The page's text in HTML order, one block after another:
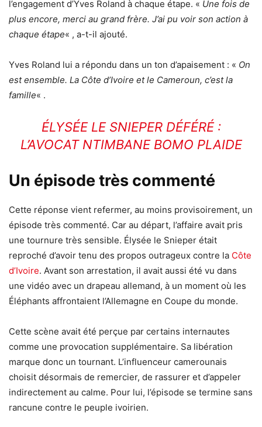
l’engagement d’Yves Roland à chaque étape. « Une fois de
plus encore, merci au grand frère. J’ai pu voir son action à
chaque étape« , a-t-il ajouté.
Yves Roland lui a répondu dans un ton d’apaisement : « On
est ensemble. La Côte d’Ivoire et le Cameroun, c’est la
famille« .
ÉLYSÉE LE SNIEPER DÉFÉRÉ :
L’AVOCAT NTIMBANE BOMO PLAIDE
Un épisode très commenté
Cette réponse vient refermer, au moins provisoirement, un
épisode très commenté. Car au départ, l’affaire avait pris
une tournure très sensible. Élysée le Snieper était
reproché d’avoir tenu des propos outrageux contre la Côte
d’Ivoire. Avant son arrestation, il avait aussi été vu dans
une vidéo avec un drapeau allemand, à un moment où les
Éléphants affrontaient l’Allemagne en Coupe du monde.
Cette scène avait été perçue par certains internautes
comme une provocation supplémentaire. Sa libération
marque donc un tournant. L’influenceur camerounais
choisit désormais de remercier, de rassurer et d’appeler
indirectement au calme. Pour lui, l’épisode se termine sans
rancune contre le peuple ivoirien.